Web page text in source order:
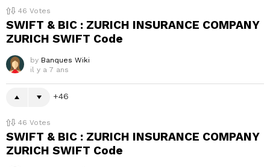
46 Votes
SWIFT & BIC : ZURICH INSURANCE COMPANY
ZURICH SWIFT Code
by Banques Wiki
il y a 7 ans
46
46 Votes
SWIFT & BIC : ZURICH INSURANCE COMPANY
ZURICH SWIFT Code